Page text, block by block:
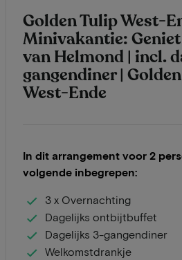
Golden Tulip West-
Minivakantie:
van Helmond | incl.
gangendiner |
West-Ende
In dit arrangement voor 2
volgende inbegrepen:
3 x Overnachting
Dagelijks ontbijtbuffet
Dagelijks 3-gangendiner
Welkomstdrankje